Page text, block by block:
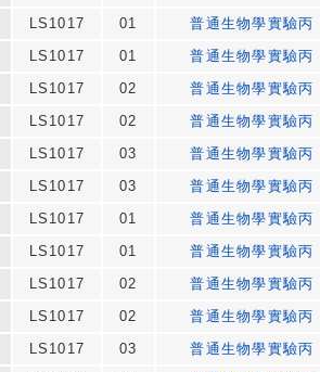
LS1017 01
普通生物學實驗丙
LS1017 01
普通生物學實驗丙
LS1017 02
普通生物學實驗丙
LS1017 02
普通生物學實驗丙
LS1017 03
普通生物學實驗丙
LS1017 03
普通生物學實驗丙
LS1017 01
普通生物學實驗丙
LS1017 01
普通生物學實驗丙
LS1017 02
普通生物學實驗丙
LS1017 02
普通生物學實驗丙
LS1017 03
普通生物學實驗丙